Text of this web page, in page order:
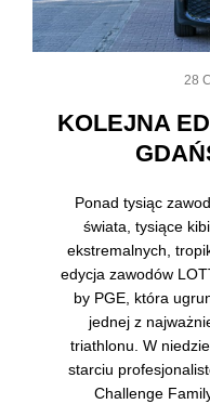
28
KOLEJNA
Ponad tysiąc
świata, tysiące
ekstremalnych,
edycja zawodów
by PGE, która
jednej z
triathlonu. W
starciu
Challenge